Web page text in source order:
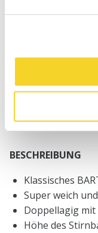
Tag versandt
Kostenlose
innerhalb
30 Tage
BESCHREIBUNG
Klassisches
Super weich
Doppellagig
Höhe des